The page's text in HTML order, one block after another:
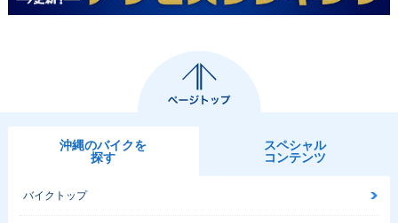
沖縄のバイクを
探す
スペシャル
コンテンツ
バイクトップ